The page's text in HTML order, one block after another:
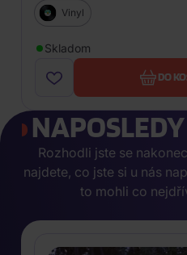
Vinyl
Skladom
DO
Rozhodli jste se
najdete, co jste si u nás
to mohli co